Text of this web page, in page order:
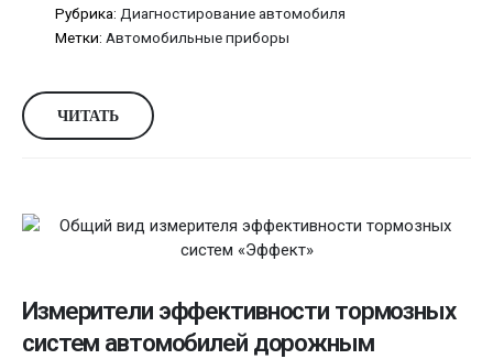
Рубрика: Диагностирование автомобиля
Метки: Автомобильные приборы
ЧИТАТЬ
Измерители эффективности тормозных
систем автомобилей дорожным